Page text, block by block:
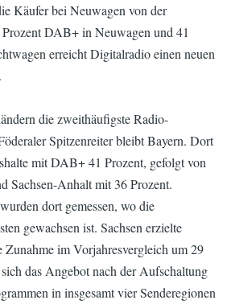
Käufer bei Neuwagen von der
DAB+ in Neuwagen und 41
erreicht Digitalradio einen neuen
die zweithäufigste Radio-
Spitzenreiter bleibt Bayern. Dort
mit DAB+ 41 Prozent, gefolgt von
Sachsen-Anhalt mit 36 Prozent.
dort gemessen, wo die
gewachsen ist. Sachsen erzielte
Zunahme im Vorjahresvergleich um 29
das Angebot nach der Aufschaltung
in insgesamt vier Senderegionen